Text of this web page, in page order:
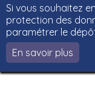
Si vous souhaitez
protection des
paramétrer le
En savoir plus